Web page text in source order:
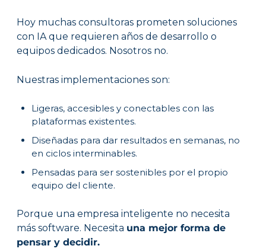
Hoy muchas consultoras prometen soluciones
con IA que requieren años de desarrollo o
equipos dedicados. Nosotros no.
Nuestras implementaciones son:
Ligeras, accesibles y conectables con las
plataformas existentes.
Diseñadas para dar resultados en semanas, no
en ciclos interminables.
Pensadas para ser sostenibles por el propio
equipo del cliente.
Porque una empresa inteligente no necesita
más software. Necesita una mejor forma de
pensar y decidir.